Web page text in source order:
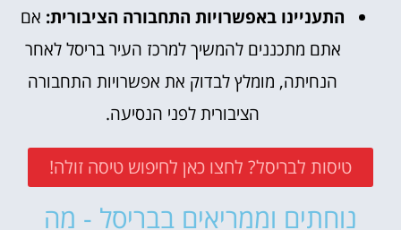
התעניינו באפשרויות התחבורה הציבורית: אם
אתם מתכננים להמשיך למרכז העיר בריסל לאחר
הנחיתה, מומלץ לבדוק את אפשרויות התחבורה
הציבורית לפני הנסיעה.
טיסות לבריסל? לחצו כאן לחיפוש טיסה זולה!
נוחתים וממריאים בבריסל - מה